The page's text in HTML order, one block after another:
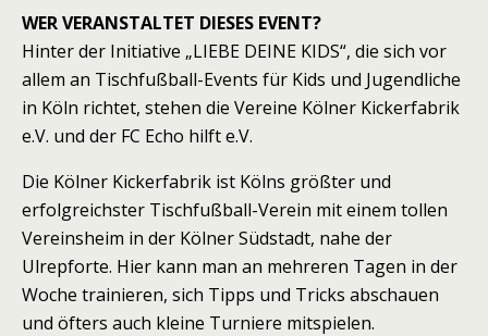
WER VERANSTALTET DIESES EVENT?
Hinter der Initiative „LIEBE DEINE KIDS“, die sich vor
allem an Tischfußball-Events für Kids und Jugendliche
in Köln richtet, stehen die Vereine Kölner Kickerfabrik
e.V. und der FC Echo hilft e.V.
Die Kölner Kickerfabrik ist Kölns größter und
erfolgreichster Tischfußball-Verein mit einem tollen
Vereinsheim in der Kölner Südstadt, nahe der
Ulrepforte. Hier kann man an mehreren Tagen in der
Woche trainieren, sich Tipps und Tricks abschauen
und öfters auch kleine Turniere mitspielen.